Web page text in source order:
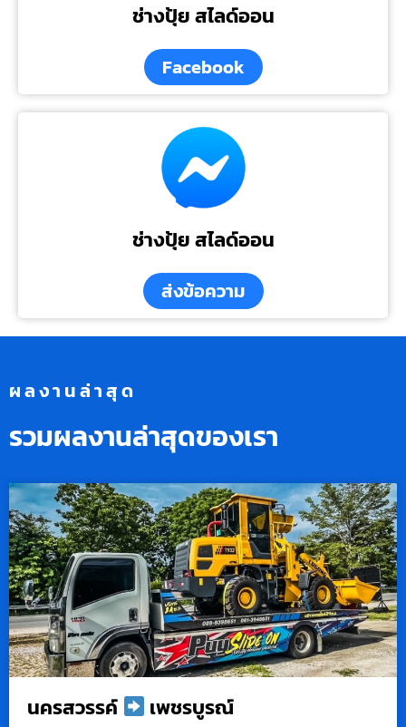
ช่างปุ้ย สไลด์ออน
Facebook
ช่างปุ้ย สไลด์ออน
ส่งข้อความ
ผลงานล่าสุด
รวมผลงานล่าสุดของเรา
นครสวรรค์ เพชรบูรณ์